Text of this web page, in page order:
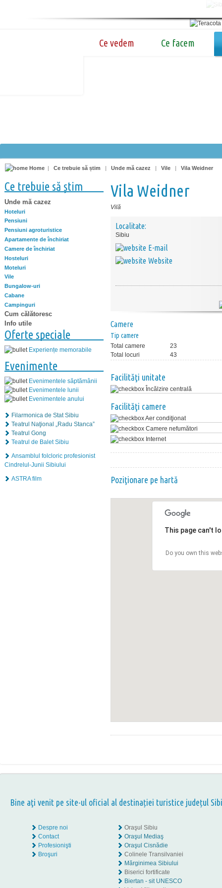
Ce vedem Ce facem
Home | Ce trebuie să știm | Unde mă cazez | Vile | Vila Weidner
Ce trebuie să știm
Unde mă cazez
Hoteluri
Pensiuni
Pensiuni agroturistice
Apartamente de închiriat
Camere de închiriat
Hosteluri
Moteluri
Vile
Bungalow-uri
Cabane
Campinguri
Cum călătoresc
Info utile
Oferte speciale
Experiențe memorabile
Evenimente
Evenimentele săptămânii
Evenimentele lunii
Evenimentele anului
Filarmonica de Stat Sibiu
Teatrul Naţional „Radu Stanca”
Teatrul Gong
Teatrul de Balet Sibiu
Ansamblul folcloric profesionist
Cindrelul-Junii Sibiului
ASTRA film
Vila Weidner
Vilă
Localitate:
Sibiu
E-mail
Website
Camere
Tip camere
Total camere
23
Total locuri
43
Facilităţi unitate
Încălzire centrală
Facilităţi camere
Aer condiţionat
Camere nefumători
Internet
Poziţionare pe hartă
This page can't
Do you own this
Bine aţi venit pe site-ul oficial al destinației turistice județul
Despre noi
Contact
Profesionişti
Broşuri
Oraşul Sibiu
Oraşul Mediaş
Oraşul Cisnădie
Colinele Transilvaniei
Mărginimea Sibiului
Biserici fortificate
Biertan - sit UNESCO